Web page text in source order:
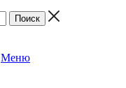
Меню